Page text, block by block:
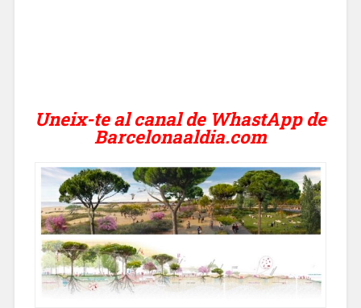
Uneix-te al canal de WhastApp de
Barcelonaaldia.com